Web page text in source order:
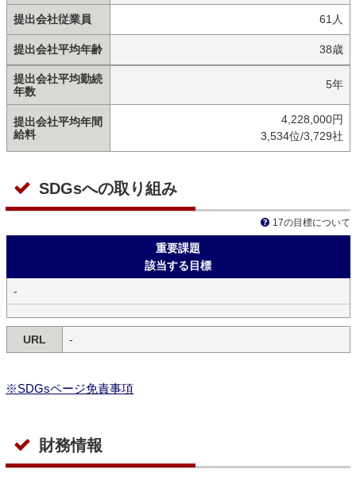
提出会社従業員 61人
提出会社平均年齢 38歳
提出会社平均勤続
年数
5年
提出会社平均年間
給料
4,228,000円
3,534位/3,729社
SDGsへの取り組み
17の目標について
重要課題
該当する目標
-
URL -
※SDGsページ免責事項
財務情報